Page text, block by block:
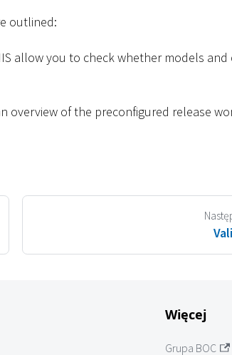
outlined:
allow you to check whether models and
overview of the preconfigured release
Więcej
Grupa BOC